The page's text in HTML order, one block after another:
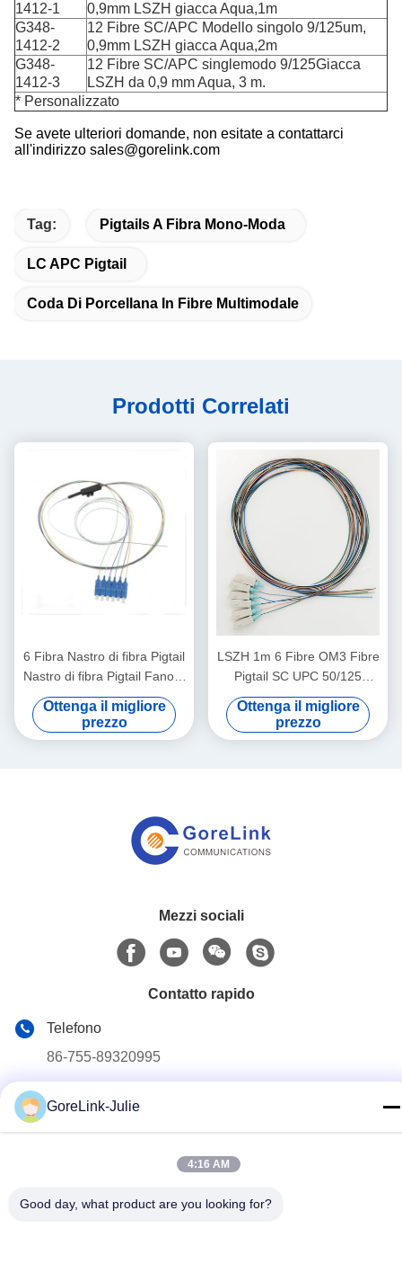
1412-1
0,9mm LSZH giacca Aqua,1m
G348-
1412-2
12 Fibre SC/APC Modello singolo 9/125um,
0,9mm LSZH giacca Aqua,2m
G348-
1412-3
12 Fibre SC/APC singlemodo 9/125Giacca
LSZH da 0,9 mm Aqua, 3 m.
* Personalizzato
Se avete ulteriori domande, non esitate a contattarci
all'indirizzo sales@gorelink.com
Tag: Pigtails A Fibra Mono-Moda
LC APC Pigtail
Coda Di Porcellana In Fibre Multimodale
Prodotti Correlati
6 Fibra Nastro di fibra Pigtail
Nastro di fibra Pigtail Fanout
Kit Singlemode SC UPC
LSZH 1m
Ottenga il migliore
prezzo
LSZH 1m 6 Fibre OM3 Fibre
Pigtail SC UPC 50/125
Scarpe da acqua leggere
Ottenga il migliore
prezzo
Mezzi sociali
Contatto rapido
Telefono
86-755-89320995
4F, edificio E, Centro Shentou, strada Huilong n. 1, distretto
GoreLink-Julie
4:16 AM
Good day, what product are you looking for?